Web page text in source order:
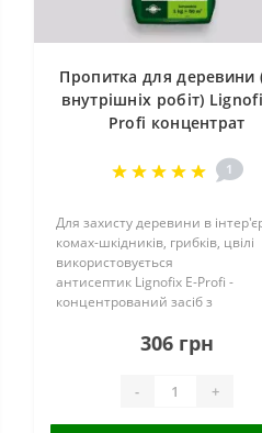
Пропитка для деревини
внутрішніх робіт)
Profi концентрат
1
Для захисту деревини в
комах-шкідників, грибків, цвілі
використовується
антисептик Lignofix E-Profi -
концентрований засіб з
призначений для поверхневого
профілактичного захисту нового
306 грн
- +